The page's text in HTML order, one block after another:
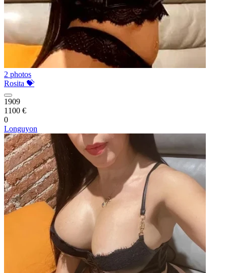
2 photos
Rosita 💝
1909
1100 €
0
Longuyon